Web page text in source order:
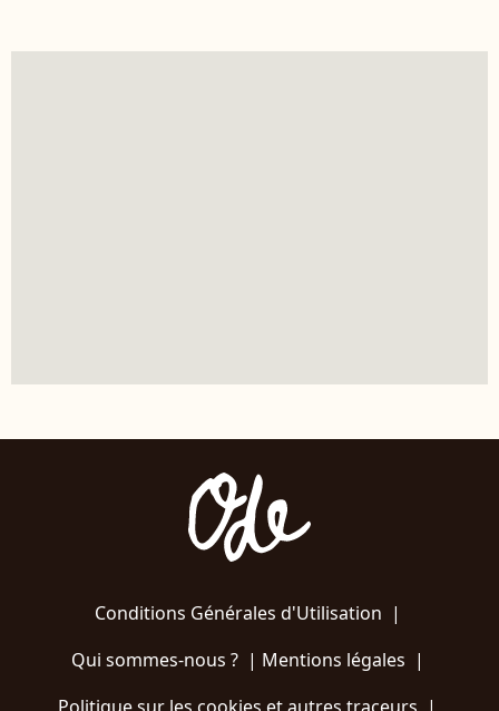
Conditions Générales d'Utilisation |
Qui sommes-nous ?| Mentions légales |